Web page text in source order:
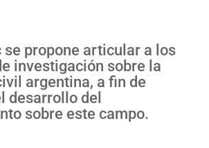
se propone articular a los
investigación sobre la
argentina, a fin de
desarrollo del
sobre este campo.